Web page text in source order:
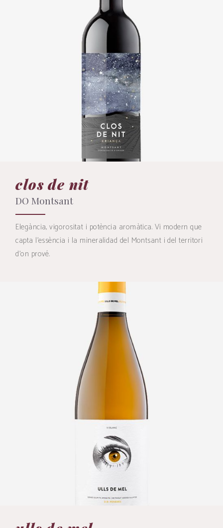
clos de nit
DO Montsant
Elegància, vigorositat i potència aromàtica. Vi modern que
capta l'essència i la mineralidad del Montsant i del territori
d'on prové.